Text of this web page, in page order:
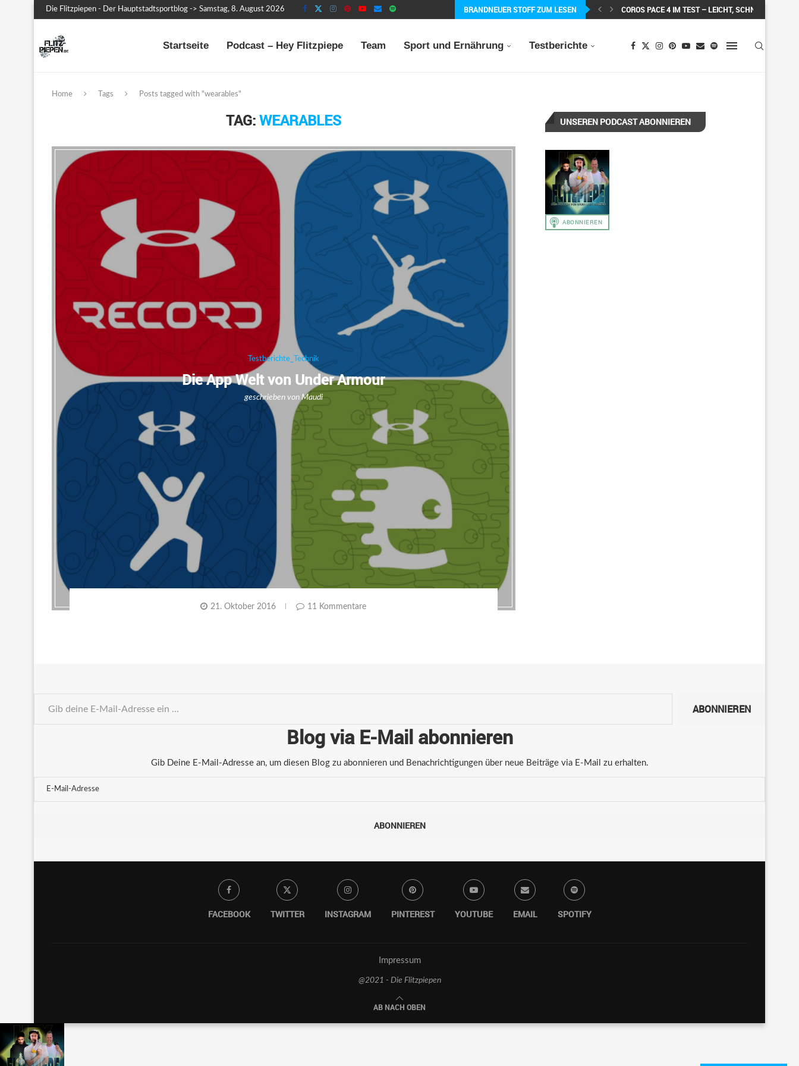
Die Flitzpiepen - Der Hauptstadtsportblog -> Samstag, 8. August 2026 BRANDNEUER STOFF ZUM LESEN MEIN ERSTER MARATHON: 42,195 KILOMETER PURE
Startseite Podcast – Hey Flitzpiepe Team Sport und Ernährung Testberichte
Home Tags Posts tagged with "wearables"
TAG:WEARABLES
Testberichte_Technik
Die App Welt von Under Armour
geschrieben von Maudi
21. Oktober 2016 11 Kommentare
UNSEREN PODCAST ABONNIEREN
ABONNIEREN
Blog via E-Mail abonnieren
Gib Deine E-Mail-Adresse an, um diesen Blog zu abonnieren und Benachrichtigungen über neue Beiträge via E-Mail zu erhalten.
ABONNIEREN
FACEBOOK TWITTER INSTAGRAM PINTEREST YOUTUBE EMAIL SPOTIFY
Impressum
@2021 - Die Flitzpiepen
AB NACH OBEN